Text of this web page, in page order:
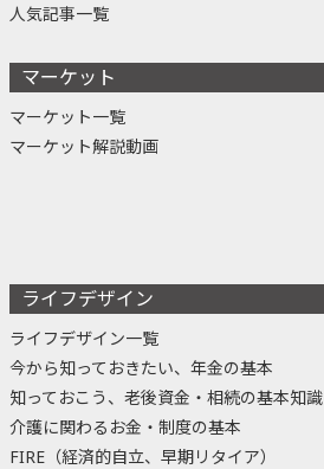
人気記事一覧
マーケット
マーケット一覧
マーケット解説動画
ライフデザイン
ライフデザイン一覧
今から知っておきたい、年金の基本
知っておこう、老後資金・相続の基本知識
介護に関わるお金・制度の基本
FIRE（経済的自立、早期リタイア）